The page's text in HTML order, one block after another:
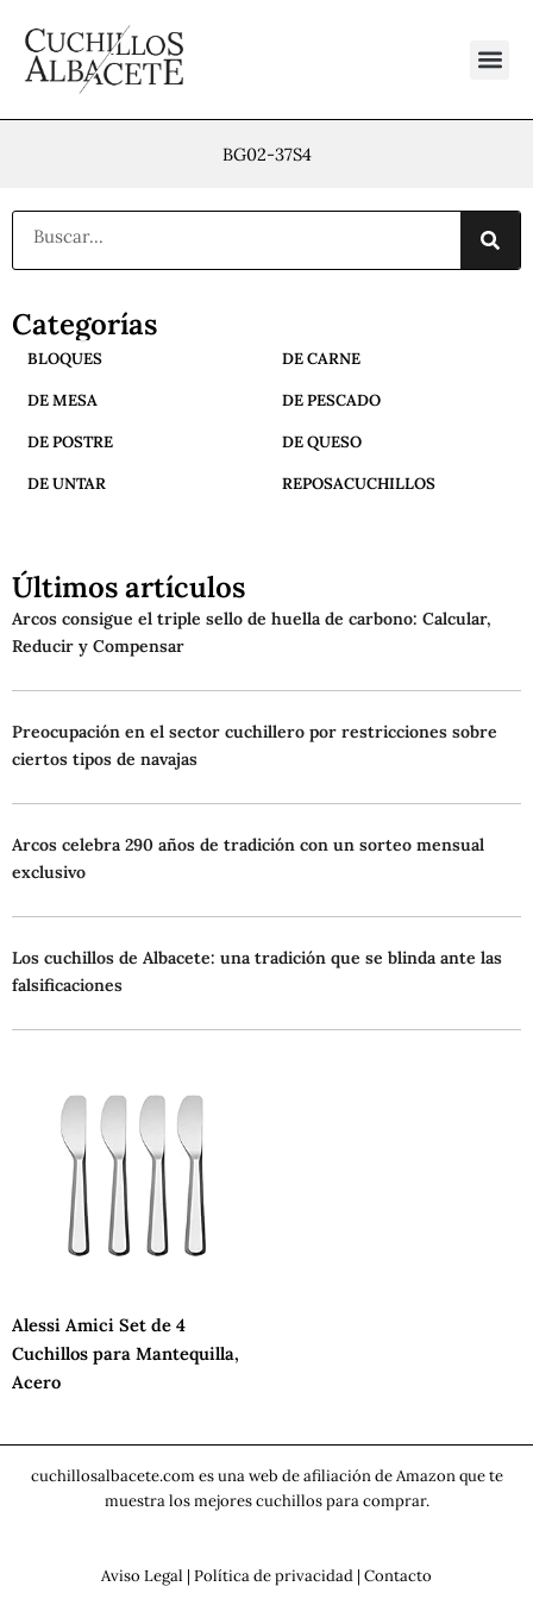
contenido
BG02-37S4
Buscar
Categorías
BLOQUES DE CARNE
DE MESA DE PESCADO
DE POSTRE DE QUESO
DE UNTAR REPOSACUCHILLOS
Últimos artículos
Arcos consigue el triple sello de huella de carbono: Calcular,
Reducir y Compensar
Preocupación en el sector cuchillero por restricciones sobre
ciertos tipos de navajas
Arcos celebra 290 años de tradición con un sorteo mensual
exclusivo
Los cuchillos de Albacete: una tradición que se blinda ante las
falsificaciones
Alessi Amici Set de 4
Cuchillos para Mantequilla,
Acero
cuchillosalbacete.com es una web de afiliación de Amazon que te
muestra los mejores cuchillos para comprar.
Aviso Legal | Política de privacidad | Contacto